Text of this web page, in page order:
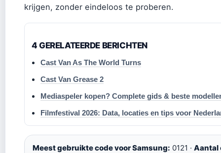
krijgen, zonder eindeloos te proberen.
4 GERELATEERDE BERICHTEN
Cast Van As The World Turns
Cast Van Grease 2
Mediaspeler kopen? Complete gids & beste
Filmfestival 2026: Data, locaties en tips voor
Meest gebruikte code voor Samsung: 0121 · Aantal